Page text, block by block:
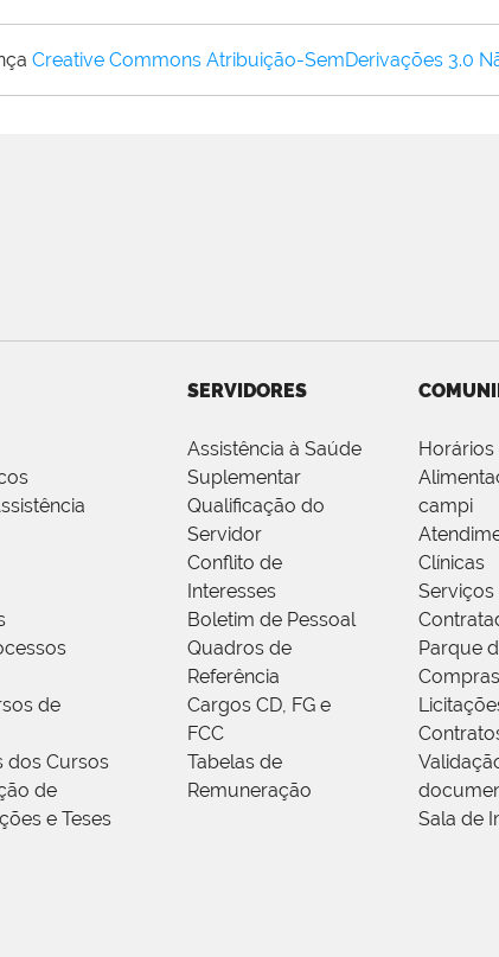
Creative Commons Atribuição-SemDerivações 3.0
de
dos Cursos
de
e Teses
SERVIDORES
Assistência à Saúde
Suplementar
Qualificação do
Servidor
Conflito de
Interesses
Boletim de Pessoal
Quadros de
Referência
Cargos CD, FG e
FCC
Tabelas de
Remuneração
campi
Clínicas
Serviços
Parque
Sala de